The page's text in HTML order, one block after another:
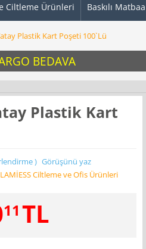
Ciltleme Ürünleri Baskılı
Plastik Kart Poşeti 100`Lü
BEDAVA
Plastik Kart
) Görüşünü yaz
LAMİESS Ciltleme ve Ofis Ürünleri
11 TL